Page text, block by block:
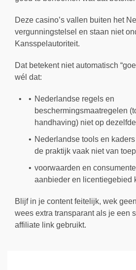
Deze casino’s vallen buiten het
vergunningstelsel en staan niet
Kansspelautoriteit.
Dat betekent niet automatisch
wél dat:
Nederlandse regels en
beschermingsmaatregelen
handhaving) niet op
Nederlandse tools en
de praktijk vaak niet van
voorwaarden en
aanbieder en licentiegebied
Blijf in je content feitelijk, wek
wees extra transparant als je een
affiliate link gebruikt.